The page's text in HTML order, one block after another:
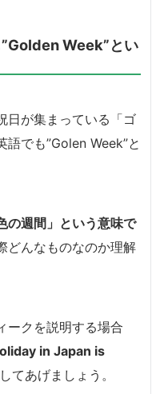
”Golden Week”とい
日が集まっている「ゴ
でも”Golen Week”と
の週間」という意味で
どんなものなのか理解
ークを説明する場合
in Japan is
てあげましょう。